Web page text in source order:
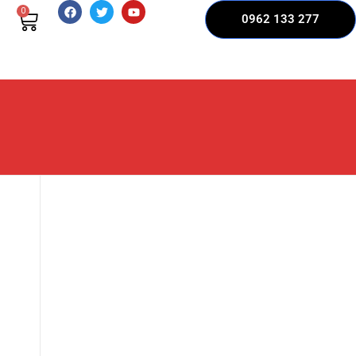
0
0962 133 277